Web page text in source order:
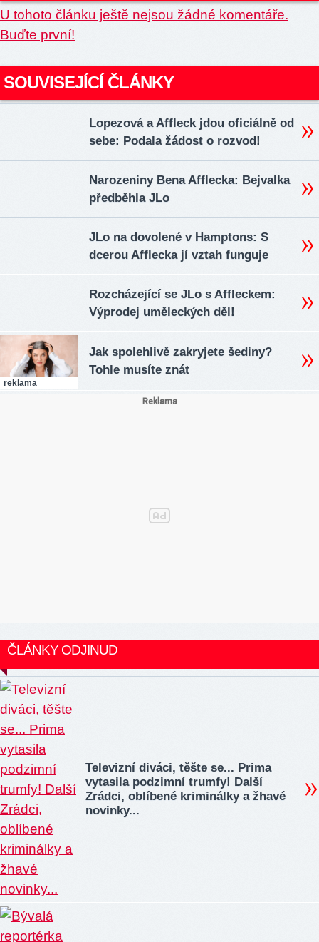
U tohoto článku ještě nejsou žádné komentáře.
Buďte první!
SOUVISEJÍCÍ ČLÁNKY
Lopezová a Affleck jdou oficiálně od
sebe: Podala žádost o rozvod!
Narozeniny Bena Afflecka: Bejvalka
předběhla JLo
JLo na dovolené v Hamptons: S
dcerou Afflecka jí vztah funguje
Rozcházející se JLo s Affleckem:
Výprodej uměleckých děl!
reklama
Jak spolehlivě zakryjete šediny?
Tohle musíte znát
ČLÁNKY ODJINUD
Televizní diváci, těšte se... Prima
vytasila podzimní trumfy! Další
Zrádci, oblíbené kriminálky a žhavé
novinky...